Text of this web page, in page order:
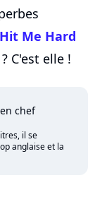
Me Hard
C'est elle !
chef
il se
anglaise et la